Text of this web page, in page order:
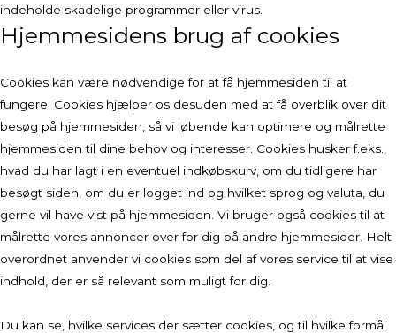
indeholde skadelige programmer eller virus.
Hjemmesidens brug af cookies
Cookies kan være nødvendige for at få hjemmesiden til at
fungere. Cookies hjælper os desuden med at få overblik over dit
besøg på hjemmesiden, så vi løbende kan optimere og målrette
hjemmesiden til dine behov og interesser. Cookies husker f.eks.,
hvad du har lagt i en eventuel indkøbskurv, om du tidligere har
besøgt siden, om du er logget ind og hvilket sprog og valuta, du
gerne vil have vist på hjemmesiden. Vi bruger også cookies til at
målrette vores annoncer over for dig på andre hjemmesider. Helt
overordnet anvender vi cookies som del af vores service til at vise
indhold, der er så relevant som muligt for dig.
Du kan se, hvilke services der sætter cookies, og til hvilke formål